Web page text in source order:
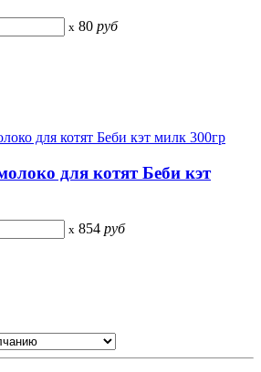
x 80 руб
для котят Беби кэт
x 854 руб